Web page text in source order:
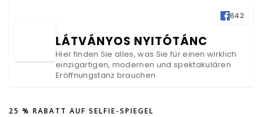
642
LÁTVÁNYOS NYITÓTÁNC
Hier finden Sie alles, was Sie für einen wirklich
einzigartigen, modernen und spektakulären
Eröffnungstanz brauchen
25 % RABATT AUF SELFIE-SPIEGEL